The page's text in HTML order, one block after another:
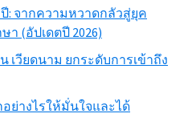
: จากความหวาดกลัวสู่ยุค
(อัปเดตปี 2026)
เวียดนาม ยกระดับการเข้าถึง
ย่างไรให้มั่นใจและได้